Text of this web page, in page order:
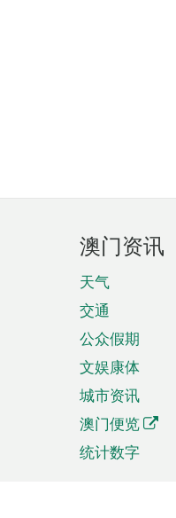
澳门资讯
天气
交通
公众假期
文娱康体
城市资讯
澳门便览
统计数字